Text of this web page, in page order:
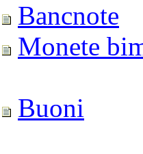
Bancnote
Monete
Buoni